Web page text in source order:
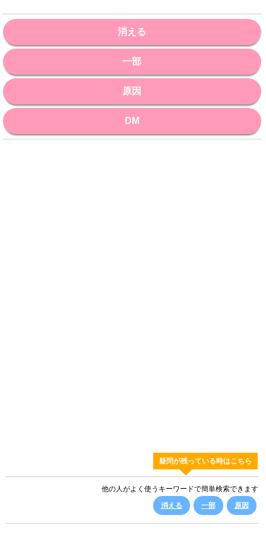
消える
一部
原因
DM
疑問が残っている時はこちら
他の人がよく使うキーワードで簡単検索できます
消える
一部 原因